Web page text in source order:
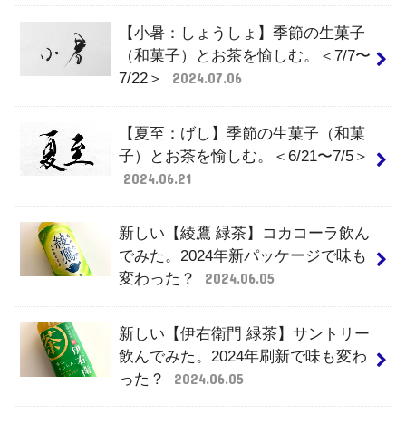
【小暑：しょうしょ】季節の生菓子
（和菓子）とお茶を愉しむ。＜7/7〜
7/22＞
2024.07.06
【夏至：げし】季節の生菓子（和菓
子）とお茶を愉しむ。＜6/21〜7/5＞
2024.06.21
新しい【綾鷹 緑茶】コカコーラ飲ん
でみた。2024年新パッケージで味も
変わった？
2024.06.05
新しい【伊右衛門 緑茶】サントリー
飲んでみた。2024年刷新で味も変わ
った？
2024.06.05